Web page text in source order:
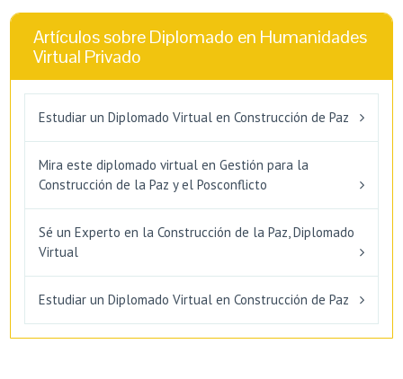
Artículos sobre Diplomado en Humanidades
Virtual Privado
Estudiar un Diplomado Virtual en Construcción de Paz
Mira este diplomado virtual en Gestión para la
Construcción de la Paz y el Posconflicto
Sé un Experto en la Construcción de la Paz, Diplomado
Virtual
Estudiar un Diplomado Virtual en Construcción de Paz